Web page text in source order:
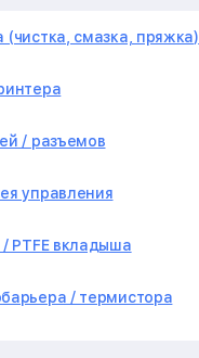
(чистка, смазка, пряжка)
/ разъемов
управления
PTFE вкладыша
/ термистора